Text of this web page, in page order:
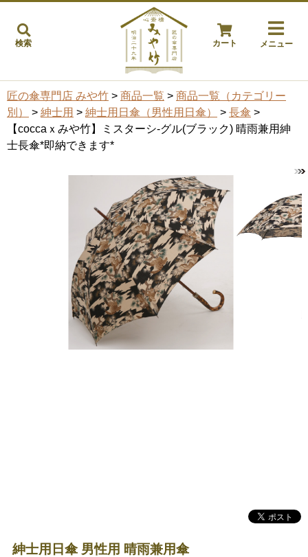
検索 カート メニュー
匠の傘専門店 みや竹 > 商品一覧 > 商品一覧（カテゴリー
別）
> 紳士用 > 紳士用日傘（男性用日傘） > 長傘 >
【coccaｘみや竹】ミスターシ-グル(ブラック) 晴雨兼用紳
士長傘*即納できます*
紳士用日傘 男性用 晴雨兼用傘